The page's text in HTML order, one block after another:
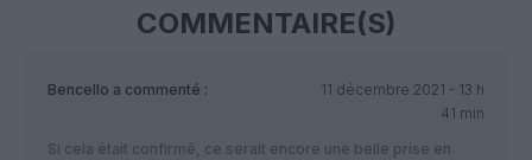
COMMENTAIRE(S)
Bencello a commenté :
11 décembre 2021 - 13 h
41 min
Si cela était confirmé, ce serait encore une belle prise en